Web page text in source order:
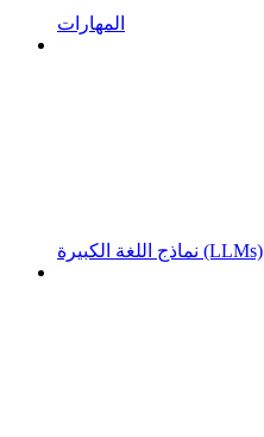
المهارات
نماذج اللغة الكبيرة (LLMs)